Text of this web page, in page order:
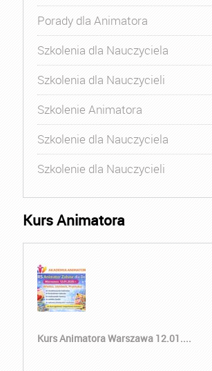
Porady dla Animatora
Szkolenia dla Nauczyciela
Szkolenia dla Nauczycieli
Szkolenie Animatora
Szkolenie dla Nauczyciela
Szkolenie dla Nauczycieli
Kurs Animatora
Kurs Animatora Warszawa 12.01....